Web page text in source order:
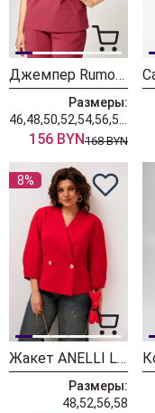
Джемпер Rumoda 2292 бордовый
Размеры:
156 BYN168 BYN
8%
Жакет ANELLI LAUREL 1842 красный ибис
Размеры:
48,52,56,58